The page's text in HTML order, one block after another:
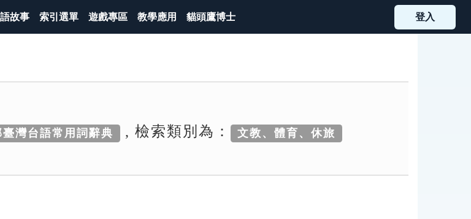
故事 索引選單 遊戲專區 教學應用 貓頭鷹博士 登入
臺灣台語常用詞辭典 , 檢索類別為： 文教、體育、休旅